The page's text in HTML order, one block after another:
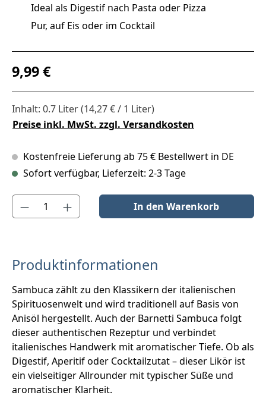
Ideal als Digestif nach Pasta oder Pizza
Pur, auf Eis oder im Cocktail
Regulärer Preis:
9,99 €
Inhalt: 0.7 Liter(14,27 € / 1 Liter)
Preise inkl. MwSt. zzgl. Versandkosten
Kostenfreie Lieferung ab 75 € Bestellwert in DE
Sofort verfügbar, Lieferzeit: 2-3 Tage
Produkt Anzahl: Gib den gewünschten Wert ein oder benutze
In den Warenkorb
Produktinformationen
Sambuca zählt zu den Klassikern der italienischen
Spirituosenwelt und wird traditionell auf Basis von
Anisöl hergestellt. Auch der Barnetti Sambuca folgt
dieser authentischen Rezeptur und verbindet
italienisches Handwerk mit aromatischer Tiefe. Ob als
Digestif, Aperitif oder Cocktailzutat – dieser Likör ist
ein vielseitiger Allrounder mit typischer Süße und
aromatischer Klarheit.